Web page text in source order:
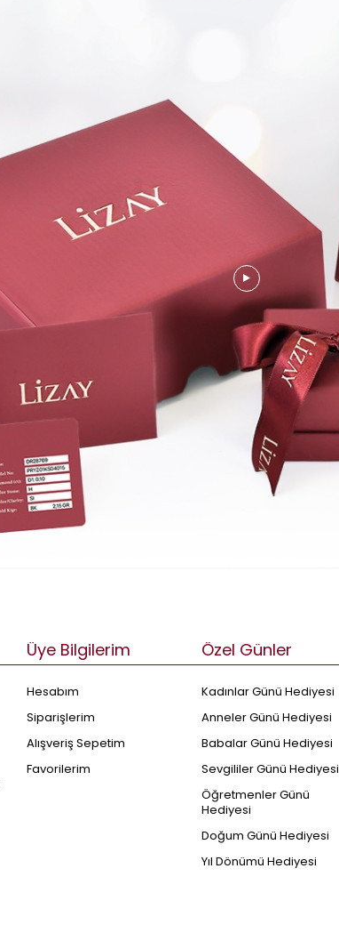
Üye Bilgilerim
Hesabım
Siparişlerim
Alışveriş Sepetim
Favorilerim
Özel Günler
Kadınlar Günü Hediyesi
Anneler Günü Hediyesi
Babalar Günü Hediyesi
Sevgililer Günü Hediyesi
Öğretmenler Günü
Hediyesi
Doğum Günü Hediyesi
Yıl Dönümü Hediyesi